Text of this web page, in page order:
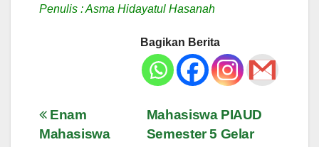
Penulis : Asma Hidayatul Hasanah
Bagikan Berita
Navigasi
Mahasiswa PIAUD
Semester 5 Gelar
Enam
Mahasiswa